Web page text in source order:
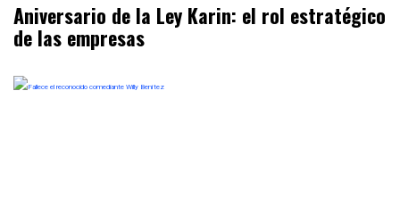
Aniversario de la Ley Karin: el rol estratégico
de las empresas